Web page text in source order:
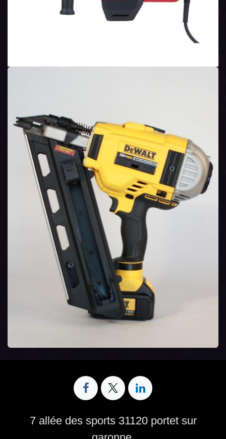
7 allée des sports 31120 portet sur